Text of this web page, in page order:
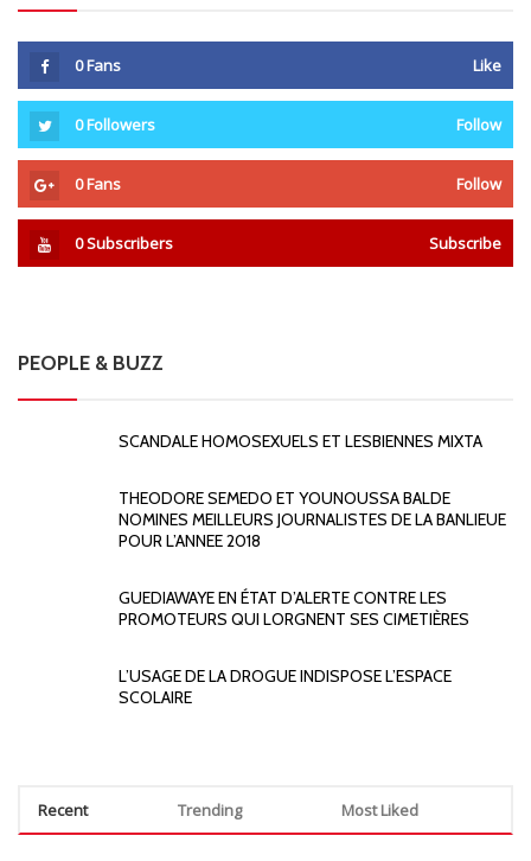
0Fans Like
0Followers Follow
0Fans Follow
0Subscribers Subscribe
PEOPLE & BUZZ
SCANDALE HOMOSEXUELS ET LESBIENNES MIXTA
THEODORE SEMEDO ET YOUNOUSSA BALDE
NOMINES MEILLEURS JOURNALISTES DE LA BANLIEUE
POUR L’ANNEE 2018
GUEDIAWAYE EN ÉTAT D’ALERTE CONTRE LES
PROMOTEURS QUI LORGNENT SES CIMETIÈRES
L’USAGE DE LA DROGUE INDISPOSE L’ESPACE
SCOLAIRE
Recent Trending Most Liked